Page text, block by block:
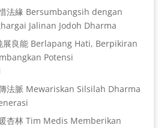
法緣 Bersumbangsih dengan
Jalinan Jodoh Dharma
展良能 Berlapang Hati, Berpikiran
Potensi
法脈 Mewariskan Silsilah Dharma
杏林 Tim Medis Memberikan